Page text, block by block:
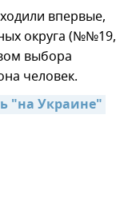
впервые,
округа (№№19,
выбора
человек.
"на Украине"